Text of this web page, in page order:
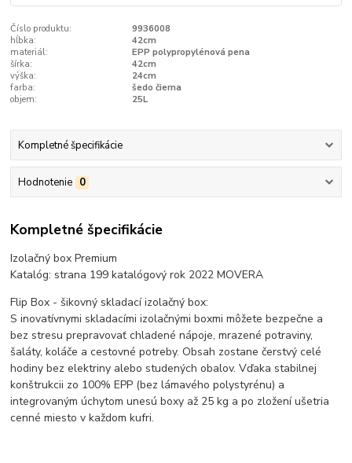
Číslo produktu:
9936008
hĺbka:
42cm
materiál:
EPP polypropylénová pena
šírka:
42cm
výška:
24cm
farba:
šedo čierna
objem:
25L
Kompletné špecifikácie
Hodnotenie 0
Kompletné špecifikácie
Izolačný box Premium
Katalóg: strana 199 katalógový rok 2022 MOVERA
Flip Box - šikovný skladací izolačný box:
S inovatívnymi skladacími izolačnými boxmi môžete bezpečne a
bez stresu prepravovať chladené nápoje, mrazené potraviny,
šaláty, koláče a cestovné potreby. Obsah zostane čerstvý celé
hodiny bez elektriny alebo studených obalov. Vďaka stabilnej
konštrukcii zo 100% EPP (bez lámavého polystyrénu) a
integrovaným úchytom unesú boxy až 25 kg a po zložení ušetria
cenné miesto v každom kufri.